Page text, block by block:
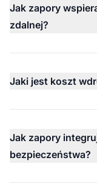
Jak zapory
zdalnej?
Jaki jest koszt
Jak zapory
bezpieczeństwa?